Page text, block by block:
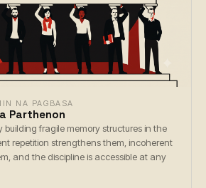
NA PAGBASA
Parthenon
building fragile memory structures in the
repetition strengthens them, incoherent
and the discipline is accessible at any